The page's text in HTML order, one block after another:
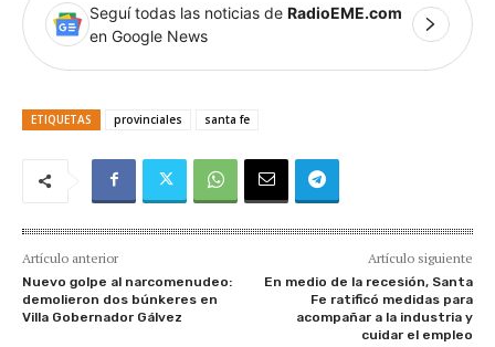
Seguí todas las noticias de RadioEME.com
en Google News
ETIQUETAS provinciales santa fe
Artículo anterior
Nuevo golpe al narcomenudeo:
demolieron dos búnkeres en
Villa Gobernador Gálvez
Artículo siguiente
En medio de la recesión, Santa
Fe ratificó medidas para
acompañar a la industria y
cuidar el empleo